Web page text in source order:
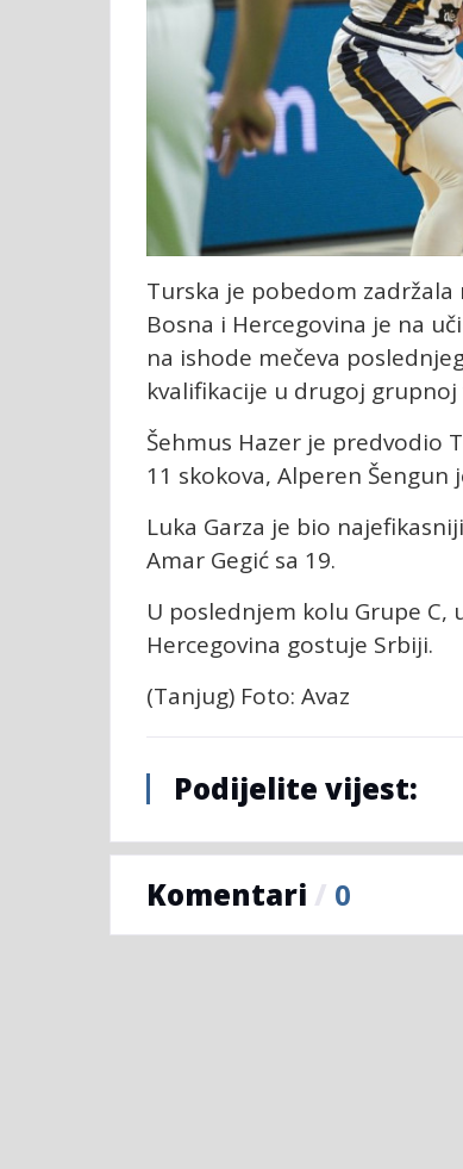
Turska je pobedom
Bosna i Hercegovina je na
na ishode mečeva
kvalifikacije u drugoj grupnoj
Šehmus Hazer je predvodio
11 skokova, Alperen
Luka Garza je bio
Amar Gegić sa 19.
U poslednjem kolu Grupe C,
Hercegovina gostuje Srbiji.
(Tanjug) Foto: Avaz
Podijelite vijest:
Komentari / 0